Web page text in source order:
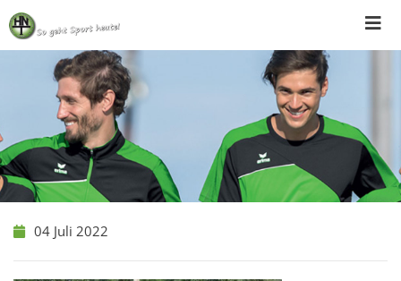
Skip
to
content
04 Juli 2022